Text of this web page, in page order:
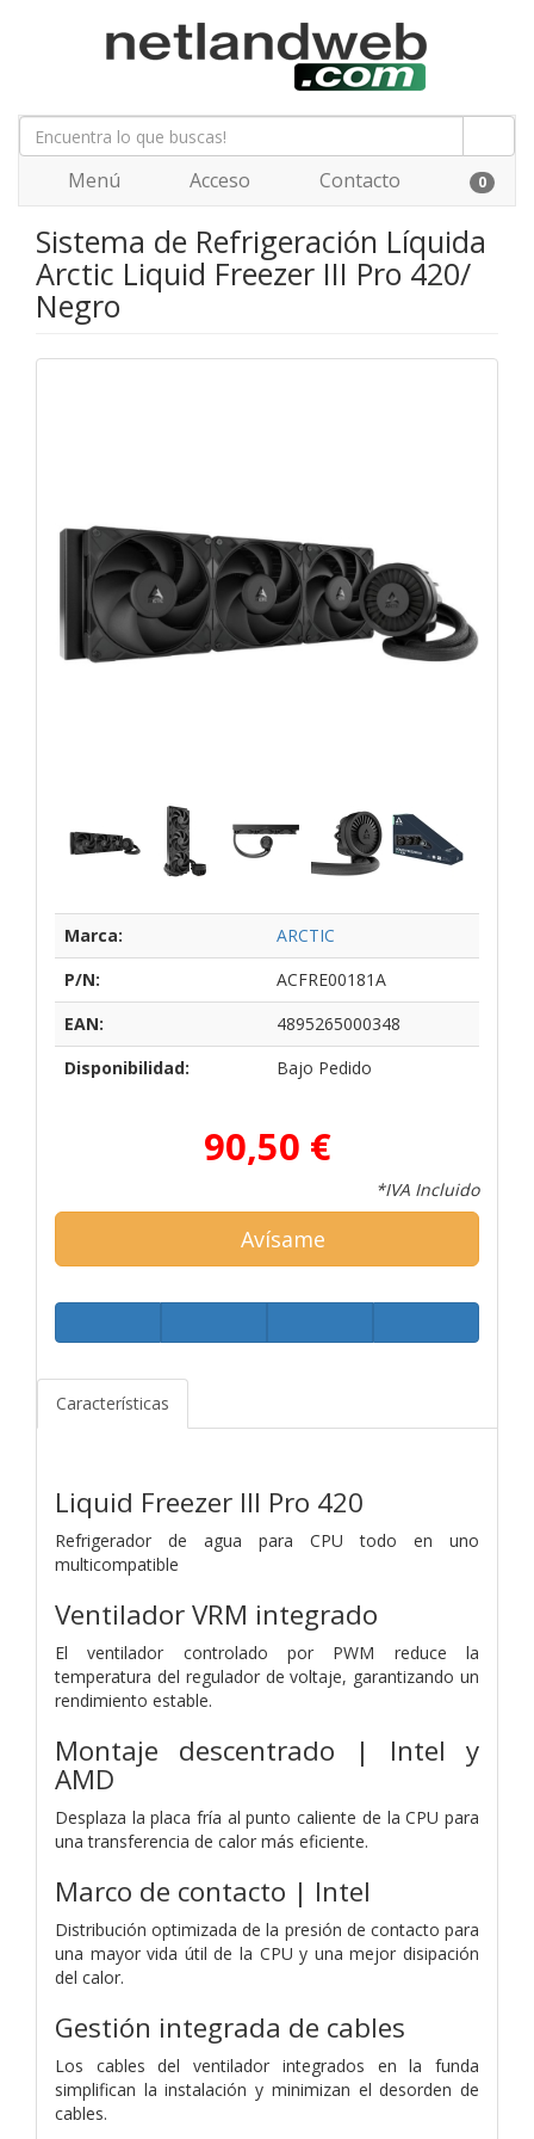
Menú Acceso Contacto 0
Sistema de Refrigeración Líquida
Arctic Liquid Freezer III Pro 420/
Negro
Marca:
ARCTIC
P/N:
ACFRE00181A
EAN:
4895265000348
Disponibilidad:
Bajo Pedido
90,50 €
*IVA Incluido
Avísame
Características
Liquid Freezer III Pro 420
Refrigerador de agua para CPU todo en uno
multicompatible
Ventilador VRM integrado
El ventilador controlado por PWM reduce la
temperatura del regulador de voltaje, garantizando un
rendimiento estable.
Montaje descentrado | Intel y
AMD
Desplaza la placa fría al punto caliente de la CPU para
una transferencia de calor más eficiente.
Marco de contacto | Intel
Distribución optimizada de la presión de contacto para
una mayor vida útil de la CPU y una mejor disipación
del calor.
Gestión integrada de cables
Los cables del ventilador integrados en la funda
simplifican la instalación y minimizan el desorden de
cables.